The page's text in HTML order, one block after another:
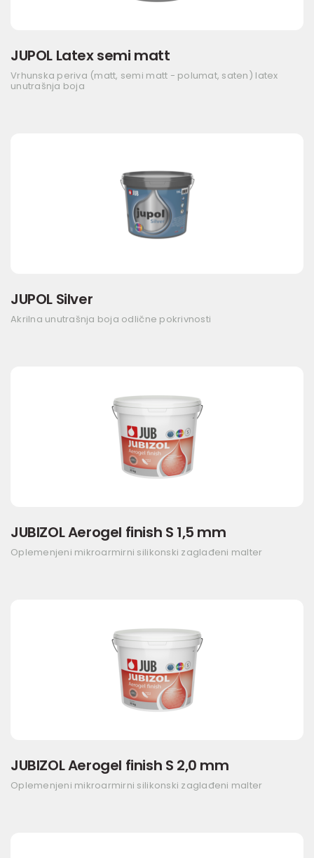
JUPOL Latex semi matt
Vrhunska periva (matt, semi matt - polumat, saten) latex
unutrašnja boja
JUPOL Silver
Akrilna unutrašnja boja odlične pokrivnosti
JUBIZOL Aerogel finish S 1,5 mm
Oplemenjeni mikroarmirni silikonski zaglađeni malter
JUBIZOL Aerogel finish S 2,0 mm
Oplemenjeni mikroarmirni silikonski zaglađeni malter